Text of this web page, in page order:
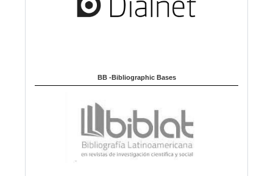
BB -Bibliographic Bases